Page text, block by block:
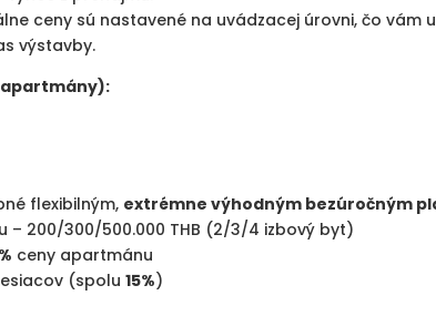
ceny sú nastavené na uvádzacej úrovni, čo vám
výstavby.
flexibilným, extrémne výhodným bezúročným
– 200/300/500.000 THB (2/3/4 izbový byt)
ceny apartmánu
(spolu15%)